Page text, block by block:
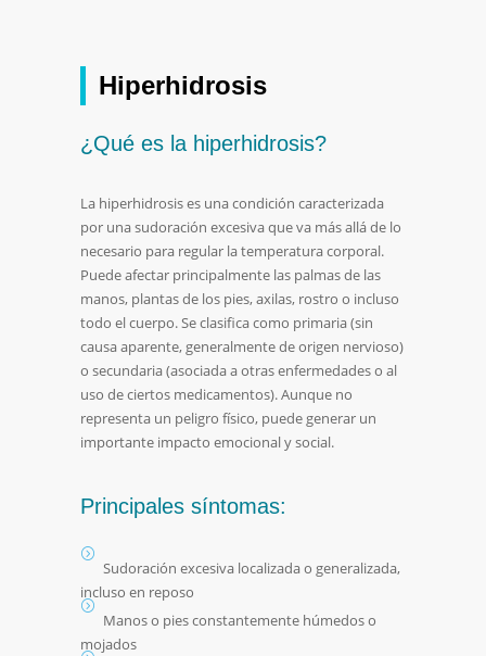
Hiperhidrosis
¿Qué es la hiperhidrosis?
La hiperhidrosis es una condición caracterizada
por una sudoración excesiva que va más allá de lo
necesario para regular la temperatura corporal.
Puede afectar principalmente las palmas de las
manos, plantas de los pies, axilas, rostro o incluso
todo el cuerpo. Se clasifica como primaria (sin
causa aparente, generalmente de origen nervioso)
o secundaria (asociada a otras enfermedades o al
uso de ciertos medicamentos). Aunque no
representa un peligro físico, puede generar un
importante impacto emocional y social.
Principales síntomas:
Sudoración excesiva localizada o generalizada,
incluso en reposo
Manos o pies constantemente húmedos o
mojados